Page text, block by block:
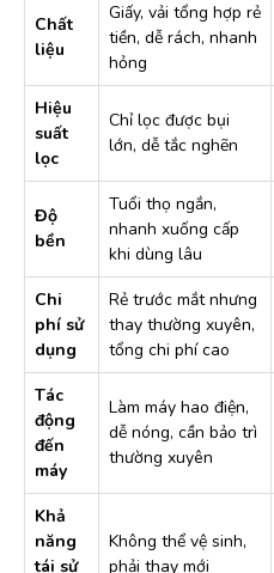
Chất
liệu
Giấy, vải tổng hợp rẻ
tiền, dễ rách, nhanh
hỏng
Hiệu
suất
lọc
Chỉ lọc được bụi
lớn, dễ tắc nghẽn
Độ
bền
Tuổi thọ ngắn,
nhanh xuống cấp
khi dùng lâu
Chi
phí sử
dụng
Rẻ trước mắt nhưng
thay thường xuyên,
tổng chi phí cao
Tác
động
đến
máy
Làm máy hao điện,
dễ nóng, cần bảo trì
thường xuyên
Khả
năng
tái sử
Không thể vệ sinh,
phải thay mới